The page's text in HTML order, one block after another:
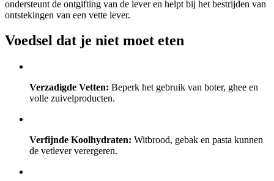
ondersteunt de ontgifting van de lever en helpt bij het bestrijden van
ontstekingen van een vette lever.
Voedsel dat je niet moet eten
Verzadigde Vetten: Beperk het gebruik van boter, ghee en
volle zuivelproducten.
Verfijnde Koolhydraten: Witbrood, gebak en pasta kunnen
de vetlever verergeren.